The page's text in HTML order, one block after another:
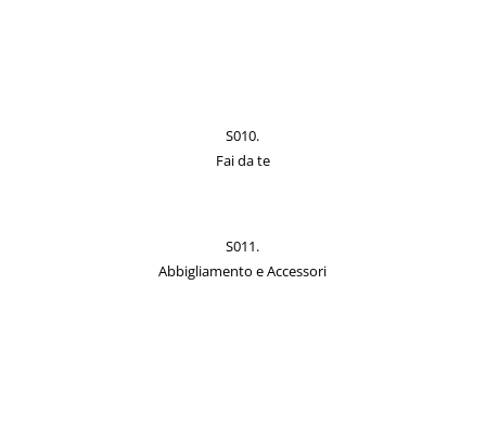
S010.
Fai da te
S011.
Abbigliamento e Accessori